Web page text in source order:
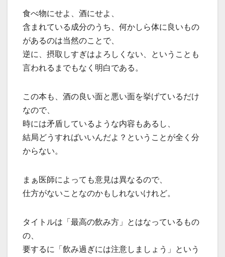
食べ物にせよ、酒にせよ、
含まれている成分のうち、何かしら体に良いもの
があるのは当然のことで、
逆に、摂取しすぎはよろしくない、ということも
言われるまでもなく明白である。
この本も、酒の良い面と悪い面を挙げているだけ
なので、
時には矛盾しているような内容もあるし、
結局どうすればいいんだよ？ということが全く分
からない。
まぁ医師によっても意見は異なるので、
仕方がないことなのかもしれないけれど。
タイトルは「最高の飲み方」とはなっているもの
の、
要するに「飲み過ぎには注意しましょう」という